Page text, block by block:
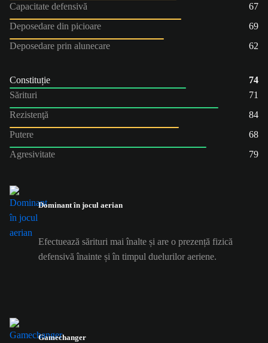
Capacitate defensivă
67
Deposedare din picioare
69
Deposedare prin alunecare
62
Constituție
74
Sărituri
71
Rezistenţă
84
Putere
68
Agresivitate
79
Dominant în jocul aerian
Efectuează sărituri mai înalte și are o prezență fizică
defensivă înainte și în timpul duelurilor aeriene.
Gamechanger